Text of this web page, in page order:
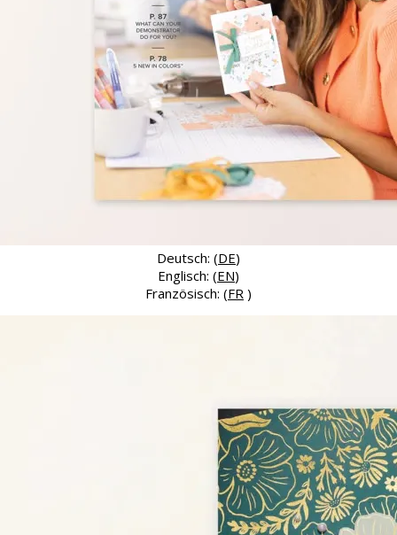
Deutsch: (DE)
Englisch: (EN)
Französisch: (FR )